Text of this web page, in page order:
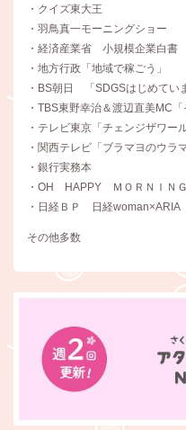
・クイズ東大王
・羽鳥真一モーニングショー
・経済産業省 小規模企業白書
・地方行政「地域で稼ごう」
・BS朝日 「SDGSはじめてい
・TBS東野幸治＆渡辺直美MC
・テレビ東京「チェンジザワール
・関西テレビ「ブラマヨのウラマ
・銀行実務本
・OH HAPPY ＭＯＲＮＩＮ
・日経ＢＰ 日経woman×ARIA
その他多数